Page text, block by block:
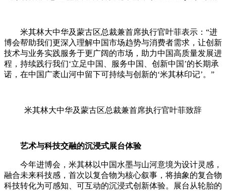
米其林大中华及蒙古区总裁兼首席执行官叶菲表示：“进
博会帮助我们更深入理解中国市场趋势与消费者需求，让创新
技术与业务实践服务于更广阔的市场，助力中国高质量发展进
程，持续践行我们‘立足中国、服务中国、创新中国’的长期承
诺，在中国广袤山河中留下可持续与创新的‘米其林印记’。”
米其林大中华及蒙古区总裁兼首席执行官叶菲致辞
艺术与科技交融的沉浸式展台体验
今年进博会，米其林以中国水墨与山河意境为设计灵感，
融合未来科技感，首次以复合物为核心叙事，将抽象的复合物
科技转化为可感知、可互动的沉浸式创新体验。展台从轮胎的